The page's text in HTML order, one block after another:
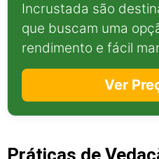
Incrustada são
que buscam uma
rendimento e fácil
Ver